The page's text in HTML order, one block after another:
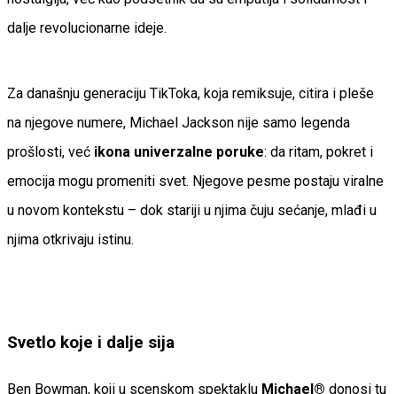
dalje revolucionarne ideje.
Za današnju generaciju TikToka, koja remiksuje, citira i pleše
na njegove numere, Michael Jackson nije samo legenda
prošlosti, već ikona univerzalne poruke: da ritam, pokret i
emocija mogu promeniti svet. Njegove pesme postaju viralne
u novom kontekstu – dok stariji u njima čuju sećanje, mlađi u
njima otkrivaju istinu.
Svetlo koje i dalje sija
Ben Bowman, koji u scenskom spektaklu Michael® donosi tu